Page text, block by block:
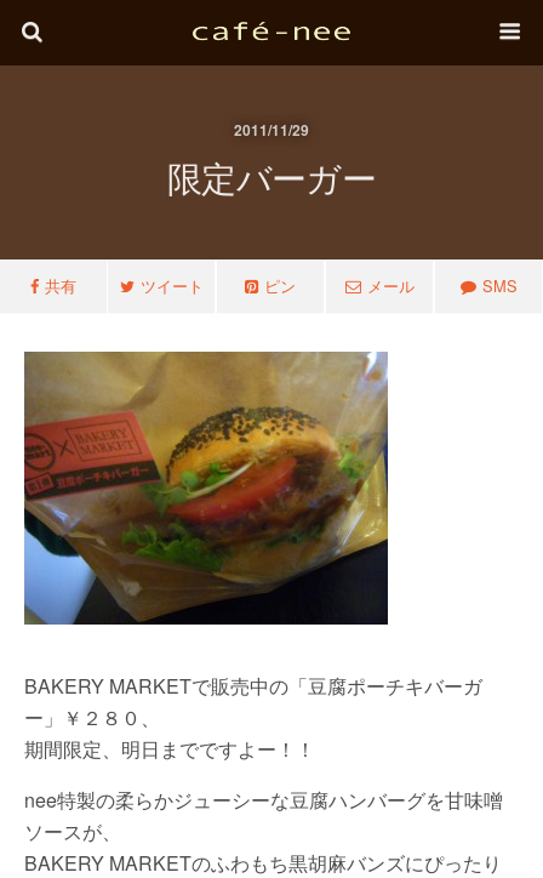
2011/11/29
限定バーガー
共有 ツイート ピン メール SMS
BAKERY MARKETで販売中の「豆腐ポーチキバーガ
ー」￥２８０、
期間限定、明日までですよー！！
nee特製の柔らかジューシーな豆腐ハンバーグを甘味噌
ソースが、
BAKERY MARKETのふわもち黒胡麻バンズにぴったり